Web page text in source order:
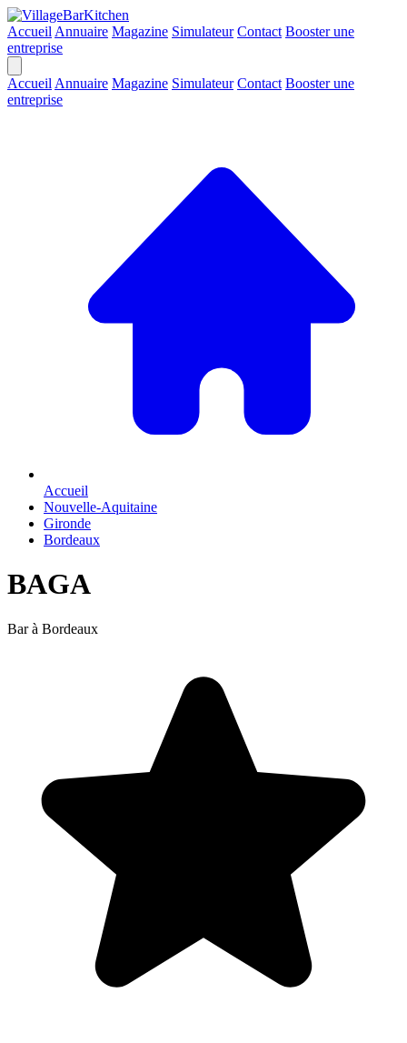
Accueil Annuaire Magazine Simulateur Contact Booster une
entreprise
Accueil Annuaire Magazine Simulateur Contact Booster une
entreprise
Accueil
Nouvelle-Aquitaine
Gironde
Bordeaux
BAGA
Bar à Bordeaux